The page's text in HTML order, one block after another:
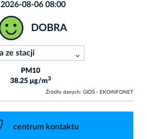
2026-08-06 08:00
DOBRA
PM10
38.25 µg/m3
Źródło danych: GIOŚ - EKOINFONET
centrum kontaktu